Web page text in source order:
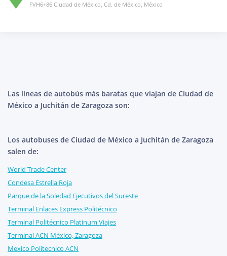
FVH6+86 Ciudad de México, Cd. de México, México
Las líneas de autobús más baratas que viajan de Ciudad de
México a Juchitán de Zaragoza son:
Los autobuses de Ciudad de México a Juchitán de Zaragoza
salen de:
World Trade Center
Condesa Estrella Roja
Parque de la Soledad Ejecutivos del Sureste
Terminal Enlaces Express Politécnico
Terminal Politécnico Platinum Viajes
Terminal ACN México, Zaragoza
Mexico Politecnico ACN